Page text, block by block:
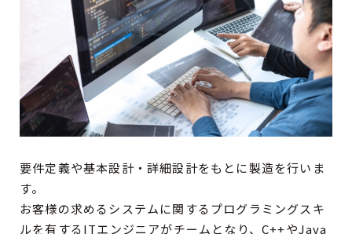
要件定義や基本設計・詳細設計をもとに製造を行いま
す。
お客様の求めるシステムに関するプログラミングスキ
ルを有するITエンジニアがチームとなり、C++やJava